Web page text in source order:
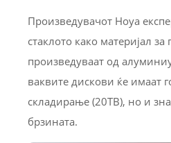
Произведувачот Hoya
стаклото како материјал
произведуваат од
ваквите дискови ќе имаат
складирање (20TB), но и
брзината.